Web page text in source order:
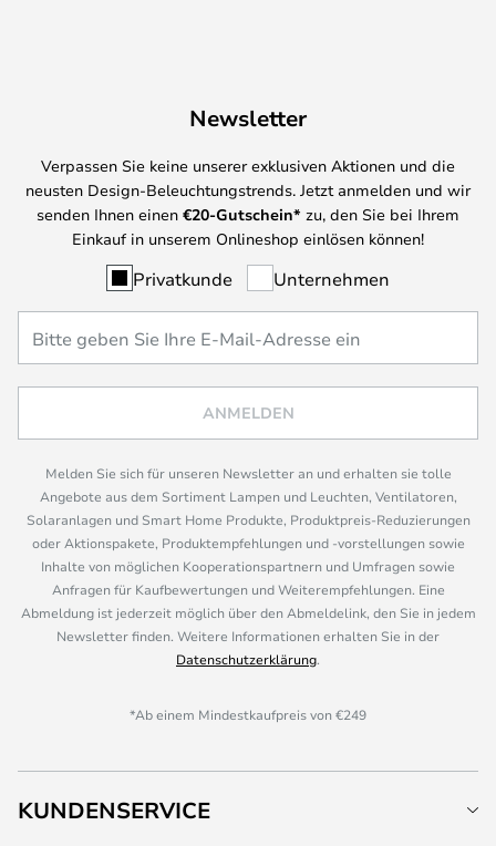
Newsletter
Verpassen Sie keine unserer exklusiven Aktionen und die
neusten Design-Beleuchtungstrends. Jetzt anmelden und wir
senden Ihnen einen €20-Gutschein* zu, den Sie bei Ihrem
Einkauf in unserem Onlineshop einlösen können!
Privatkunde Unternehmen
ANMELDEN
Melden Sie sich für unseren Newsletter an und erhalten sie tolle
Angebote aus dem Sortiment Lampen und Leuchten, Ventilatoren,
Solaranlagen und Smart Home Produkte, Produktpreis-Reduzierungen
oder Aktionspakete, Produktempfehlungen und -vorstellungen sowie
Inhalte von möglichen Kooperationspartnern und Umfragen sowie
Anfragen für Kaufbewertungen und Weiterempfehlungen. Eine
Abmeldung ist jederzeit möglich über den Abmeldelink, den Sie in jedem
Newsletter finden. Weitere Informationen erhalten Sie in der
Datenschutzerklärung.
*Ab einem Mindestkaufpreis von €249
KUNDENSERVICE